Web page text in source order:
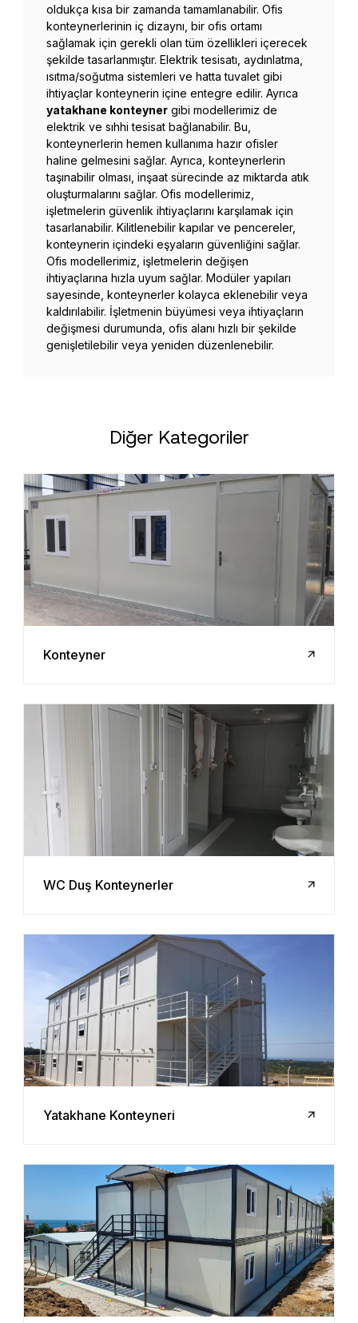
oldukça kısa bir zamanda tamamlanabilir. Ofis
konteynerlerinin iç dizaynı, bir ofis ortamı
sağlamak için gerekli olan tüm özellikleri içerecek
şekilde tasarlanmıştır. Elektrik tesisatı, aydınlatma,
ısıtma/soğutma sistemleri ve hatta tuvalet gibi
ihtiyaçlar konteynerin içine entegre edilir. Ayrıca
yatakhane konteyner gibi modellerimiz de
elektrik ve sıhhi tesisat bağlanabilir. Bu,
konteynerlerin hemen kullanıma hazır ofisler
haline gelmesini sağlar. Ayrıca, konteynerlerin
taşınabilir olması, inşaat sürecinde az miktarda atık
oluşturmalarını sağlar. Ofis modellerimiz,
işletmelerin güvenlik ihtiyaçlarını karşılamak için
tasarlanabilir. Kilitlenebilir kapılar ve pencereler,
konteynerin içindeki eşyaların güvenliğini sağlar.
Ofis modellerimiz, işletmelerin değişen
ihtiyaçlarına hızla uyum sağlar. Modüler yapıları
sayesinde, konteynerler kolayca eklenebilir veya
kaldırılabilir. İşletmenin büyümesi veya ihtiyaçların
değişmesi durumunda, ofis alanı hızlı bir şekilde
genişletilebilir veya yeniden düzenlenebilir.
Diğer Kategoriler
Konteyner
WC Duş Konteynerler
Yatakhane Konteyneri